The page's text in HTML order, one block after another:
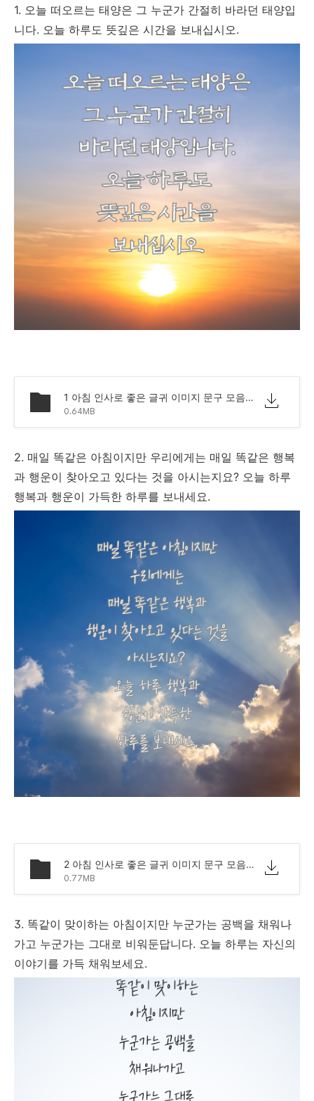
1. 오늘 떠오르는 태양은 그 누군가 간절히 바라던 태양입
니다. 오늘 하루도 뜻깊은 시간을 보내십시오.
1 아침 인사로 좋은 글귀 이미지 문구 모음.png
0.64MB
2. 매일 똑같은 아침이지만 우리에게는 매일 똑같은 행복
과 행운이 찾아오고 있다는 것을 아시는지요? 오늘 하루
행복과 행운이 가득한 하루를 보내세요.
2 아침 인사로 좋은 글귀 이미지 문구 모음.png
0.77MB
3. 똑같이 맞이하는 아침이지만 누군가는 공백을 채워나
가고 누군가는 그대로 비워둔답니다. 오늘 하루는 자신의
이야기를 가득 채워보세요.